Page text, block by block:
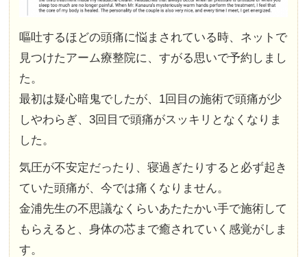
嘔吐するほどの頭痛に悩まされている時、ネットで
見つけたアーム療整院に、すがる思いで予約しまし
た。
最初は疑心暗鬼でしたが、1回目の施術で頭痛が少
しやわらぎ、3回目で頭痛がスッキリとなくなりま
した。
気圧が不安定だったり、寝過ぎたりすると必ず起き
ていた頭痛が、今では痛くなりません。
金浦先生の不思議なくらいあたたかい手で施術して
もらえると、身体の芯まで癒されていく感覚がしま
す。